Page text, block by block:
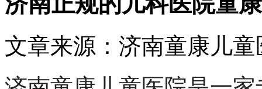
文章来源：济南童康儿童